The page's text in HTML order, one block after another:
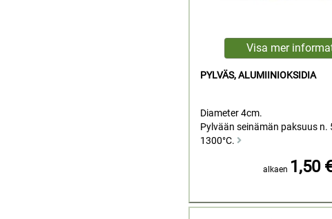
PYLVÄS, ALUMIINIOKSIDIA
Diameter 4cm.
Pylvään seinämän paksuus n.
1300°C.
alkaen 1,50